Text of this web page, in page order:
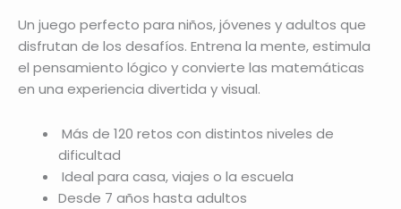
Un juego perfecto para niños, jóvenes y adultos que
disfrutan de los desafíos. Entrena la mente, estimula
el pensamiento lógico y convierte las matemáticas
en una experiencia divertida y visual.
Más de 120 retos con distintos niveles de
dificultad
Ideal para casa, viajes o la escuela
Desde 7 años hasta adultos